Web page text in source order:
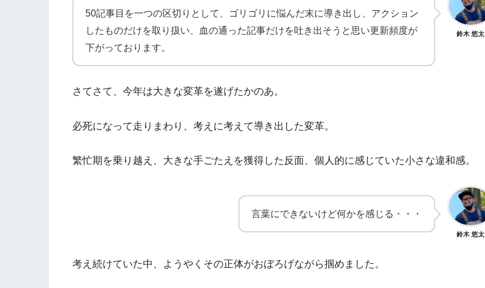
鈴木 悠太
50記事目を一つの区切りとして、ゴリゴリに悩んだ末に導き出し、アクション
したものだけを取り扱い、血の通った記事だけを吐き出そうと思い更新頻度が
下がっております。
さてさて、今年は大きな変革を遂げたかのあ。
必死になって走りまわり、考えに考えて導き出した変革。
繁忙期を乗り越え、大きな手ごたえを獲得した反面、個人的に感じていた小さな違和感。
鈴木 悠太
言葉にできないけど何かを感じる・・・
考え続けていた中、ようやくその正体がおぼろげながら掴めました。